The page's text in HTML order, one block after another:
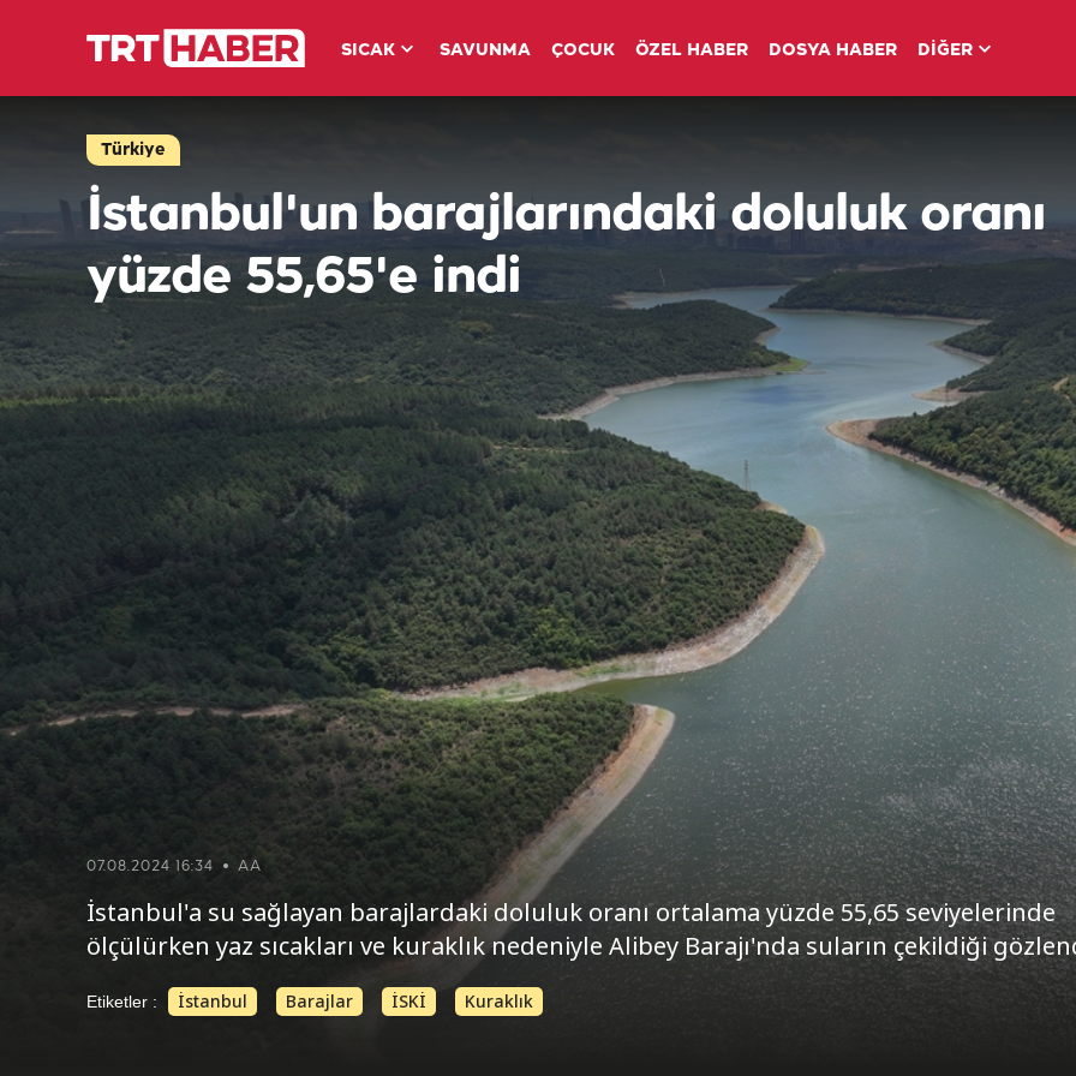
SICAK SAVUNMA ÇOCUK ÖZEL HABER DOSYA HABER DİĞER
Türkiye
İstanbul'un barajlarındaki doluluk oranı
yüzde 55,65'e indi
07.08.2024 16:34 AA
İstanbul'a su sağlayan barajlardaki doluluk oranı ortalama yüzde 55,65 seviyelerinde
ölçülürken yaz sıcakları ve kuraklık nedeniyle Alibey Barajı'nda suların çekildiği
Etiketler : İstanbul Barajlar İSKİ Kuraklık